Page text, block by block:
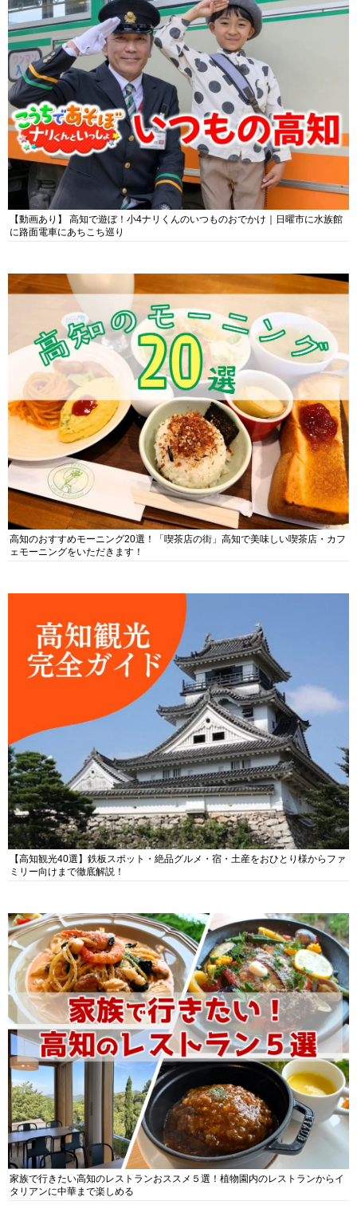
【動画あり】 高知で遊ぼ！小4ナリくんのいつものおでかけ｜日曜市に水族館
に路面電車にあちこち巡り
高知のおすすめモーニング20選！「喫茶店の街」高知で美味しい喫茶店・カフ
ェモーニングをいただきます！
【高知観光40選】鉄板スポット・絶品グルメ・宿・土産をおひとり様からファ
ミリー向けまで徹底解説！
家族で行きたい高知のレストランおススメ５選！植物園内のレストランからイ
タリアンに中華まで楽しめる